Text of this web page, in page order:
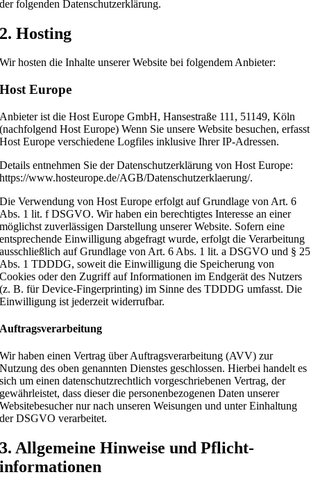
der folgenden Datenschutzerklärung.
2. Hosting
Wir hosten die Inhalte unserer Website bei folgendem Anbieter:
Host Europe
Anbieter ist die Host Europe GmbH, Hansestraße 111, 51149, Köln
(nachfolgend Host Europe) Wenn Sie unsere Website besuchen, erfasst
Host Europe verschiedene Logfiles inklusive Ihrer IP-Adressen.
Details entnehmen Sie der Datenschutzerklärung von Host Europe:
https://www.hosteurope.de/AGB/Datenschutzerklaerung/.
Die Verwendung von Host Europe erfolgt auf Grundlage von Art. 6
Abs. 1 lit. f DSGVO. Wir haben ein berechtigtes Interesse an einer
möglichst zuverlässigen Darstellung unserer Website. Sofern eine
entsprechende Einwilligung abgefragt wurde, erfolgt die Verarbeitung
ausschließlich auf Grundlage von Art. 6 Abs. 1 lit. a DSGVO und § 25
Abs. 1 TDDDG, soweit die Einwilligung die Speicherung von
Cookies oder den Zugriff auf Informationen im Endgerät des Nutzers
(z. B. für Device-Fingerprinting) im Sinne des TDDDG umfasst. Die
Einwilligung ist jederzeit widerrufbar.
Auftragsverarbeitung
Wir haben einen Vertrag über Auftragsverarbeitung (AVV) zur
Nutzung des oben genannten Dienstes geschlossen. Hierbei handelt es
sich um einen datenschutzrechtlich vorgeschriebenen Vertrag, der
gewährleistet, dass dieser die personenbezogenen Daten unserer
Websitebesucher nur nach unseren Weisungen und unter Einhaltung
der DSGVO verarbeitet.
3. Allgemeine Hinweise und Pflicht­
informationen